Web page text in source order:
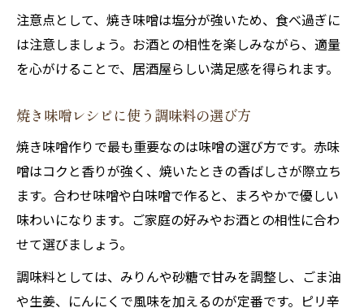
注意点として、焼き味噌は塩分が強いため、食べ過ぎに
は注意しましょう。お酒との相性を楽しみながら、適量
を心がけることで、居酒屋らしい満足感を得られます。
焼き味噌レシピに使う調味料の選び方
焼き味噌作りで最も重要なのは味噌の選び方です。赤味
噌はコクと香りが強く、焼いたときの香ばしさが際立ち
ます。合わせ味噌や白味噌で作ると、まろやかで優しい
味わいになります。ご家庭の好みやお酒との相性に合わ
せて選びましょう。
調味料としては、みりんや砂糖で甘みを調整し、ごま油
や生姜、にんにくで風味を加えるのが定番です。ピリ辛